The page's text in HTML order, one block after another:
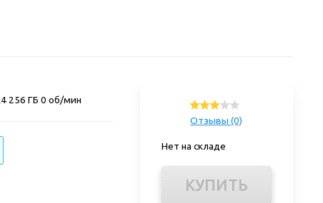
256 ГБ 0 об/мин
Отзывы (0)
Нет на складе
КУПИТЬ